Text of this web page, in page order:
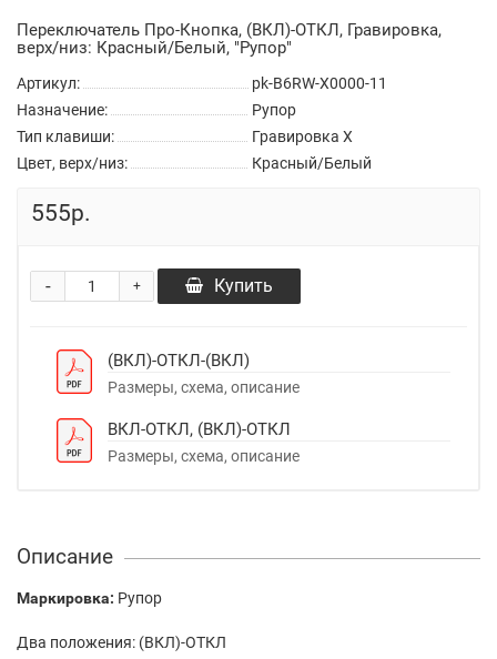
Переключатель Про-Кнопка, (ВКЛ)-ОТКЛ, Гравировка,
верх/низ: Красный/Белый, "Рупор"
Артикул:
pk-B6RW-X0000-11
Назначение:
Рупор
Тип клавиши:
Гравировка X
Цвет, верх/низ:
Красный/Белый
555р.
+
- Купить
(ВКЛ)-ОТКЛ-(ВКЛ)
Размеры, схема, описание
ВКЛ-ОТКЛ, (ВКЛ)-ОТКЛ
Размеры, схема, описание
Описание
Маркировка: Рупор
Два положения: (ВКЛ)-ОТКЛ